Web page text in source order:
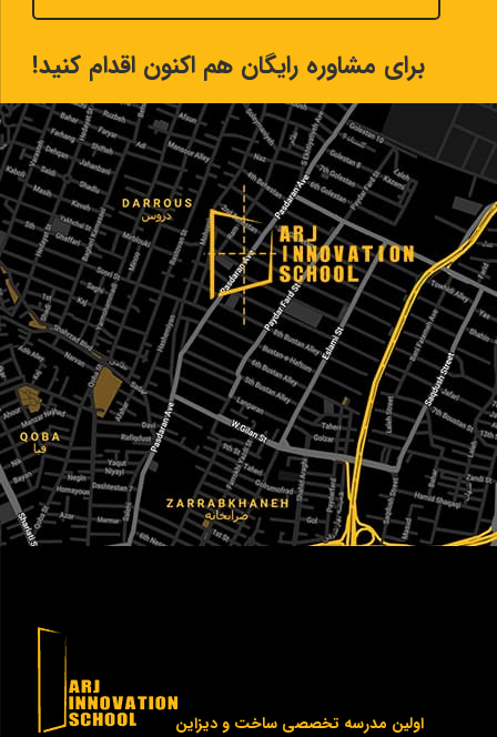
برای مشاوره رایگان هم اکنون اقدام کنید!
اولین مدرسه تخصصی ساخت و دیزاین